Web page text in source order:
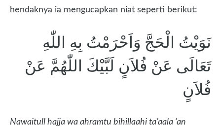
hendaknya ia mengucapkan niat seperti berikut:
نَوَيْتُ الْحَجَّ وَاَحْرَمْتُ بِهِ اللّٰهِ
تَعَالَى عَنْ فُلاَنٍ لَبَّيْكَ اللّٰهُمَّ عَنْ
فُلاَنٍ
Nawaitull hajja wa ahramtu bihillaahi ta’aala ‘an